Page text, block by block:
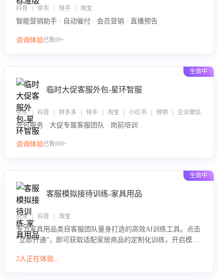
抖音 | 京东 | 快手 | 淘宝
智能营销助手 · 自动催付 · 会员营销 · 直播预告
咨询体验已售99+
生效中
临时大促客服外包-星环智服
京东 | 抖音 | 拼多多 | 快手 | 淘宝 | 小红书 | 得物 | 企业微信
外包服务 · 大促专属客服团队 · 岗前培训
咨询体验已售889+
生效中
客服模拟接待训练-家具用品
京东 | 抖音 | 淘宝
专为家具用品类目客服团队量身打造的高效AI训练工具。点击
“立即开通”，即可获取适配家居商品的定制化训练，开启模拟
参数咨询等高频场景下的专业应对能力。
2人正在体验...